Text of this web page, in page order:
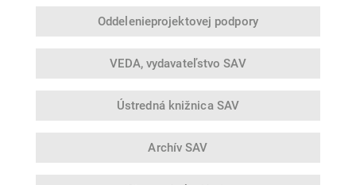
Oddelenieprojektovej podpory
VEDA, vydavateľstvo SAV
Ústredná knižnica SAV
Archív SAV